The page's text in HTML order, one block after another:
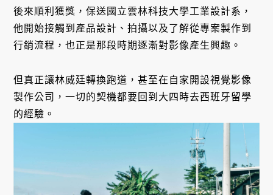
後來順利獲獎，保送國立雲林科技大學工業設計系，
他開始接觸到產品設計、拍攝以及了解從專案製作到
行銷流程，也正是那段時期逐漸對影像產生興趣。
但真正讓林威廷轉換跑道，甚至在自家開設視覺影像
製作公司，一切的契機都要回到大四時去西班牙留學
的經驗。